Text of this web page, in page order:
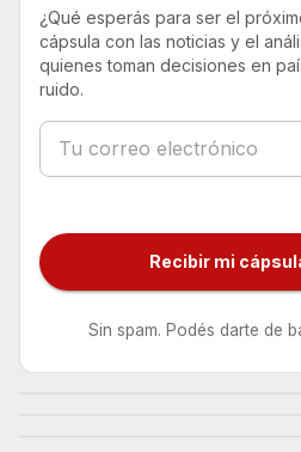
¿Qué esperás para ser el
cápsula con las noticias y el
quienes toman decisiones en
ruido.
Recibir mi
Sin spam. Podés darte de